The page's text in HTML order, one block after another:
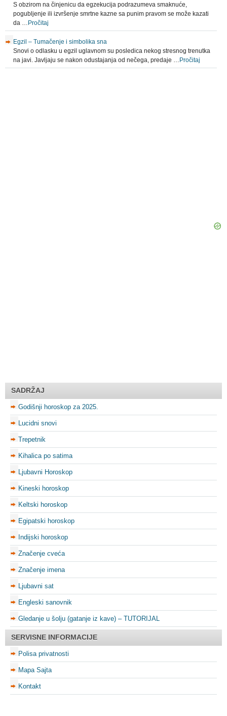
S obzirom na činjenicu da egzekucija podrazumeva smaknuće,
pogubljenje ili izvršenje smrtne kazne sa punim pravom se može kazati
da … Pročitaj
Egzil – Tumačenje i simbolika sna
Snovi o odlasku u egzil uglavnom su posledica nekog stresnog trenutka
na javi. Javljaju se nakon odustajanja od nečega, predaje … Pročitaj
SADRŽAJ
Godišnji horoskop za 2025.
Lucidni snovi
Trepetnik
Kihalica po satima
Ljubavni Horoskop
Kineski horoskop
Keltski horoskop
Egipatski horoskop
Indijski horoskop
Značenje cveća
Značenje imena
Ljubavni sat
Engleski sanovnik
Gledanje u šolju (gatanje iz kave) – TUTORIJAL
SERVISNE INFORMACIJE
Polisa privatnosti
Mapa Sajta
Kontakt